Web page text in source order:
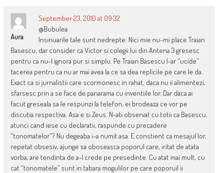
Aura
September 23, 2010 at 09:32
@Bubulea
Insinuarile tale sunt nedrepte. Nici mie nu-mi place Traian
Basescu, dar consider ca Victor si colegii lui din Antena 3 gresesc
pentru ca nu-l ignora pur si simplu. Pe Traian Basescu l-ar “ucide”
tacerea pentru ca nu ar mai avea la ce sa dea replicile pe care le da.
Exact ca si jurnalistii care scormonesc in rahat, daca nu ii alimentezi,
sfarsesc prin a se face de panarama cu inventiile lor. Dar daca ai
facut greseala sa le respunzi la telefon, ei brodeaza ce vor pe
discutia respectiva. Asa e si Zeus. N-ati observat cu totii ca Basescu,
atunci cand iese cu declaratii, raspunde cu precadere
“tonomatelor”? Nu degeaba i-a numit asa. E constient ca mesajul lor,
repetat obsesiv, ajunge sa oboseasca poporul care, iritat de atata
vorba, are tendinta de a-l crede pe presedinte. Cu atat mai mult, cu
cat “tonomatele” sunt in tabara mogulilor pe care poporuil ii